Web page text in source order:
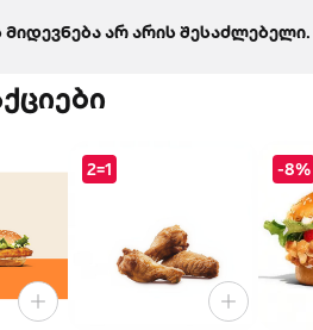
არ არის შესაძლებელი.
2=1 -8%